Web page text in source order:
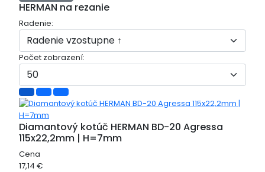
HERMAN na rezanie
Radenie:
Počet zobrazení:
Diamantový kotúč HERMAN BD-20 Agressa
115x22,2mm | H=7mm
Cena
17,14 €